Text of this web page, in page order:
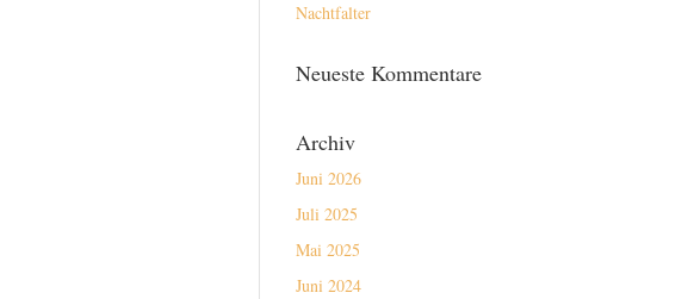
Nachtfalter
Neueste Kommentare
Archiv
Juni 2026
Juli 2025
Mai 2025
Juni 2024